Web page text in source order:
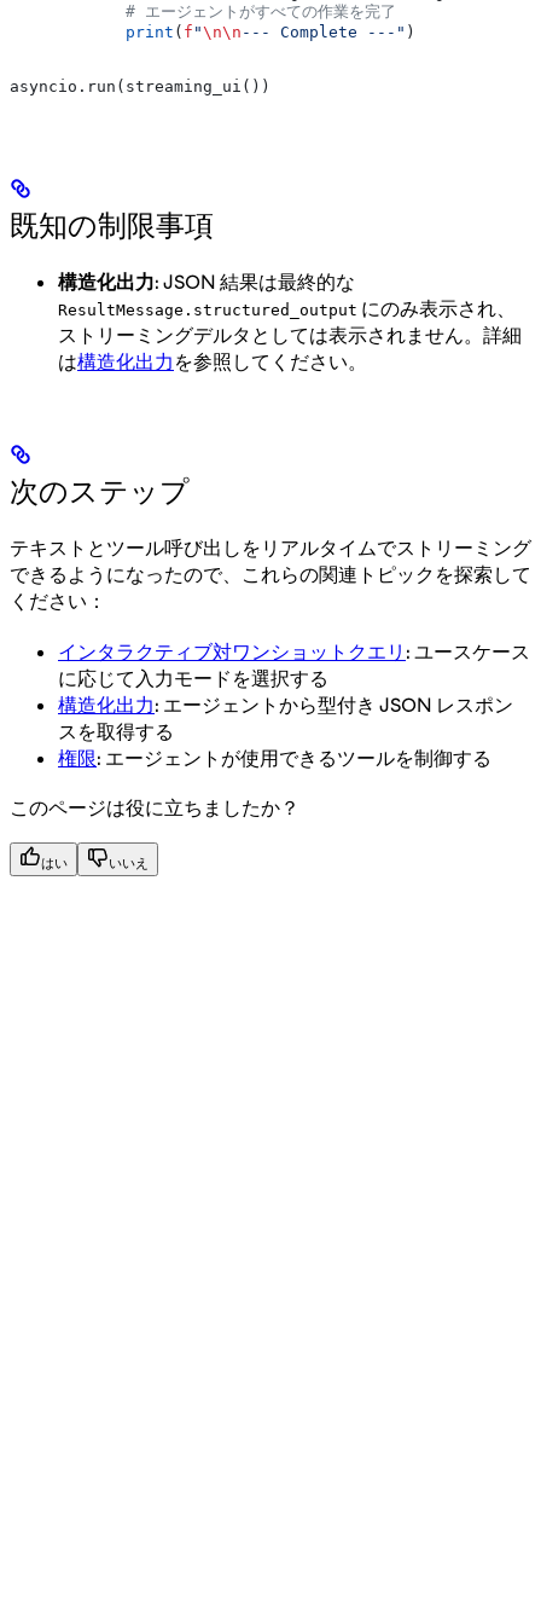
            # エージェントがすべての作業を完了
            print
( f "\n\n --- Complete ---" )
asyncio.run(streaming_ui())
既知の制限事項
構造化出力: JSON 結果は最終的な
ResultMessage.structured_output にのみ表示され、
ストリーミングデルタとしては表示されません。詳細
は構造化出力 を参照してください。
次のステップ
テキストとツール呼び出しをリアルタイムでストリーミング
できるようになったので、これらの関連トピックを探索して
ください：
インタラクティブ対ワンショットクエリ : ユースケース
に応じて入力モードを選択する
構造化出力: エージェントから型付き JSON レスポン
スを取得する
権限: エージェントが使用できるツールを制御する
このページは役に立ちましたか？
はい いいえ